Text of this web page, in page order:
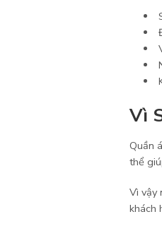
Vì
Quần
thể
Vì vậy
khách